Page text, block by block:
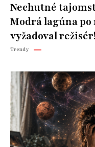
Nechutné
Modrá lagúna po
vyžadoval režisér!
Trendy